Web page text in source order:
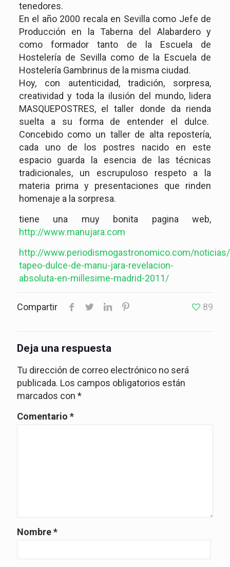
tenedores.
En el año 2000 recala en Sevilla como Jefe de
Producción en la Taberna del Alabardero y
como formador tanto de la Escuela de
Hostelería de Sevilla como de la Escuela de
Hostelería Gambrinus de la misma ciudad.
Hoy, con autenticidad, tradición, sorpresa,
creatividad y toda la ilusión del mundo, lidera
MASQUEPOSTRES, el taller donde da rienda
suelta a su forma de entender el dulce.
Concebido como un taller de alta repostería,
cada uno de los postres nacido en este
espacio guarda la esencia de las técnicas
tradicionales, un escrupuloso respeto a la
materia prima y presentaciones que rinden
homenaje a la sorpresa.
tiene una muy bonita pagina web,
http://www.manujara.com
http://www.periodismogastronomico.com/
tapeo-dulce-de-manu-jara-revelacion-
absoluta-en-millesime-madrid-2011/
Compartir 89
Deja una respuesta
Tu dirección de correo electrónico no será
publicada. Los campos obligatorios están
marcados con *
Comentario *
Nombre*